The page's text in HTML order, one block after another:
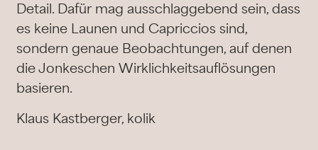
Detail. Dafür mag ausschlaggebend sein, dass
es keine Launen und Capriccios sind,
sondern genaue Beobachtungen, auf denen
die Jonkeschen Wirklichkeitsauflösungen
basieren.
Klaus Kastberger, kolik